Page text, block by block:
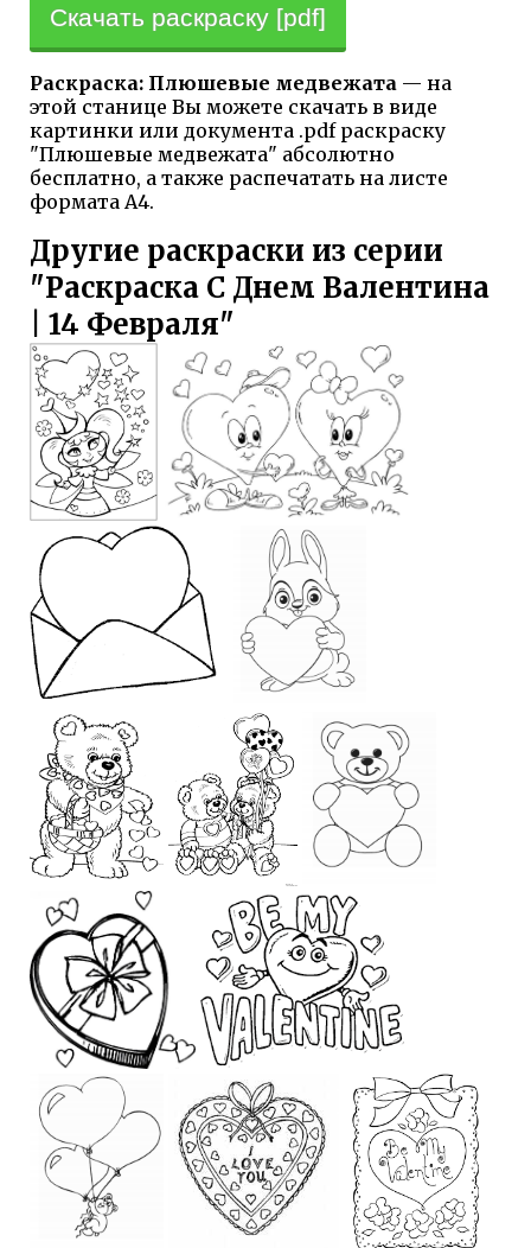
Скачать раскраску [pdf]
Раскраска: Плюшевые медвежата — на
этой станице Вы можете скачать в виде
картинки или документа .pdf раскраску
"Плюшевые медвежата" абсолютно
бесплатно, а также распечатать на листе
формата А4.
Другие раскраски из серии
"Раскраска С Днем Валентина
| 14 Февраля"